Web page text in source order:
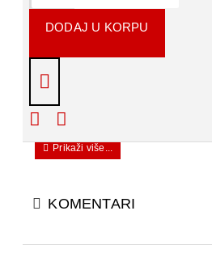
DODAJ U KORPU
Akrilat za izradu individualnih
tehnikom hladne polimerizacije.
Karakteristike: Krato vrijeme
porozna površina, omogućuje
materijala za otiske. _x000D_
KOMENTARI